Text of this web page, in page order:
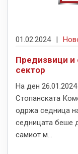
01.02.2024 |
Предизвици и
сектор
На ден
Стопанската
одржа седница
седницата беше
самиот м...